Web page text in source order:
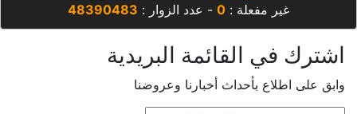
غير مفعلة : 0 - عدد الزوار : 48390483
اشترك في القائمة البريدية
وابق على اطلاع بأحداث أخبارنا وعروضنا